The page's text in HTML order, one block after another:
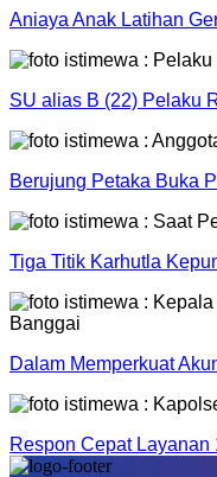
Aniaya Anak Latihan
SU alias B (22) Pelaku
Berujung Petaka Buka
Tiga Titik Karhutla
Dalam Memperkuat
Respon Cepat